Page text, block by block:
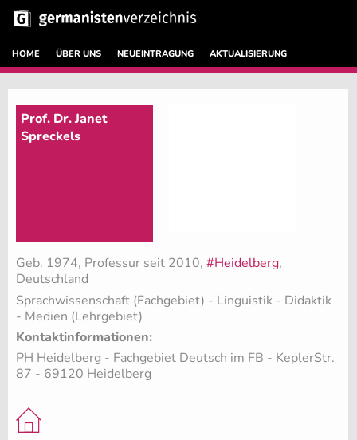
HOME ÜBER UNS NEUEINTRAGUNG AKTUALISIERUNG
Prof. Dr. Janet
Spreckels
Geb. 1974, Professur seit 2010, #Heidelberg,
Deutschland
Sprachwissenschaft (Fachgebiet) - Linguistik - Didaktik
- Medien (Lehrgebiet)
Kontaktinformationen:
PH Heidelberg - Fachgebiet Deutsch im FB - KeplerStr.
87 - 69120 Heidelberg